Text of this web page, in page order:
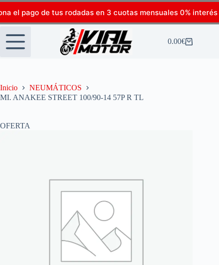
el pago de tus rodadas en 3 cuotas mensuales 0% interés
0.00€
Inicio
NEUMÁTICOS
MI. ANAKEE STREET 100/90-14 57P R TL
OFERTA